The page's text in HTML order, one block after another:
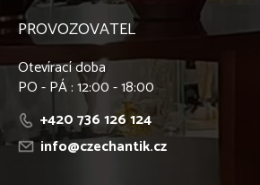
PROVOZOVATEL
Otevírací doba
PO - PÁ : 12:00 - 18:00
+420 736 126 124
info@czechantik.cz